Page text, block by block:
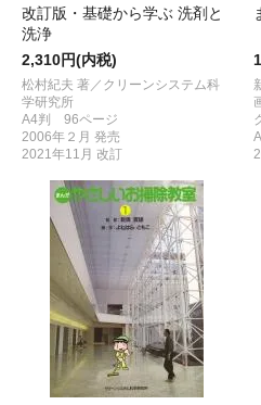
改訂版・基礎から学ぶ 洗剤と
洗浄
2,310円(内税)
松村紀夫 著／クリーンシステム科
学研究所
A4判 96ページ
2006年２月 発売
2021年11月 改訂